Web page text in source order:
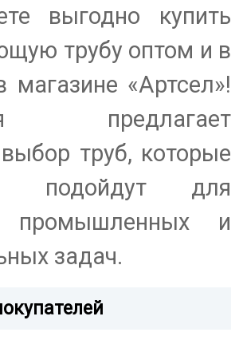
выгодно купить
трубу оптом и в
магазине «Артсел»!
предлагает
труб, которые
подойдут для
промышленных и
задач.